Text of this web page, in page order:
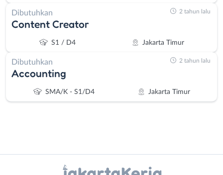
Dibutuhkan
Content Creator
S1 / D4 Jakarta Timur
2 tahun lalu
Dibutuhkan
Accounting
SMA/K - S1/D4 Jakarta Timur
2 tahun lalu
Administrasi
Bebas
X - Twitter Telegram